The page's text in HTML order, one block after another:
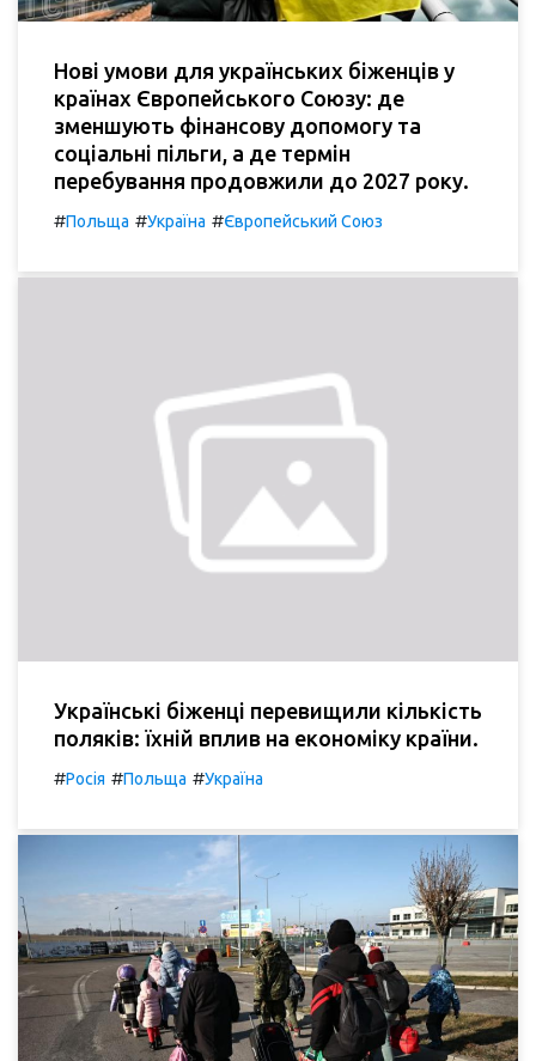
Нові умови для українських біженців у
країнах Європейського Союзу: де
зменшують фінансову допомогу та
соціальні пільги, а де термін
перебування продовжили до 2027 року.
#Польща #Україна #Європейський Союз
Українські біженці перевищили кількість
поляків: їхній вплив на економіку країни.
#Росія #Польща #Україна